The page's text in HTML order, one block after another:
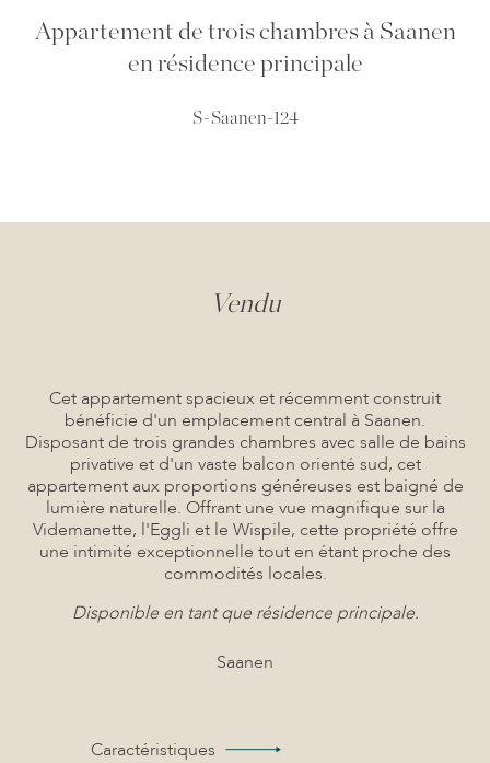
Appartement de trois chambres à Saanen
en résidence principale
S-Saanen-124
Vendu
Cet appartement spacieux et récemment construit
bénéficie d'un emplacement central à Saanen.
Disposant de trois grandes chambres avec salle de bains
privative et d'un vaste balcon orienté sud, cet
appartement aux proportions généreuses est baigné de
lumière naturelle. Offrant une vue magnifique sur la
Videmanette, l'Eggli et le Wispile, cette propriété offre
une intimité exceptionnelle tout en étant proche des
commodités locales.
Disponible en tant que résidence principale.
Saanen
Caractéristiques